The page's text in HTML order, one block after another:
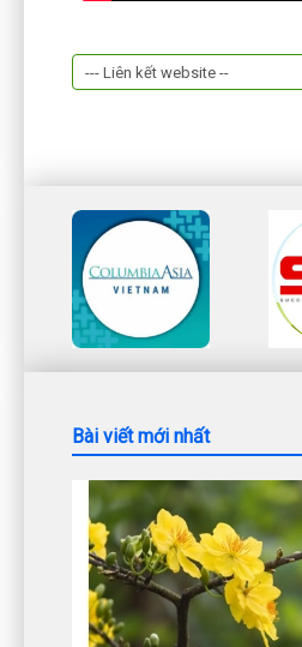
Bài viết mới nhất